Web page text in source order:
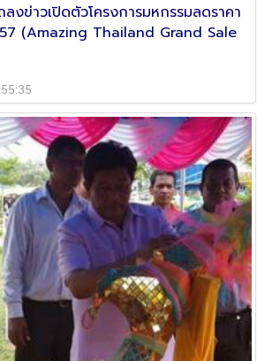
งข่าวเปิดตัวโครงการมหกรรมลดราคา
(Amazing Thailand Grand Sale